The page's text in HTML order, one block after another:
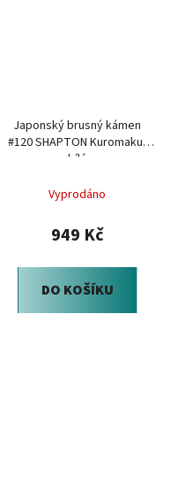
Japonský brusný kámen
#120 SHAPTON Kuromaku,
bílá
Vyprodáno
949 Kč
DO KOŠÍKU